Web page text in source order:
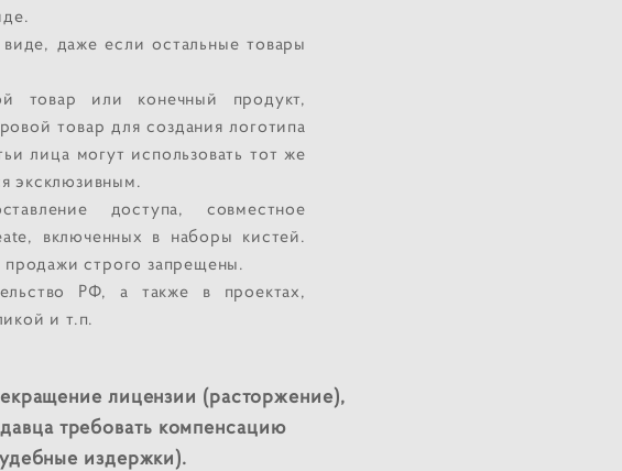
даже если остальные товары
товар или конечный продукт,
товар для создания логотипа
лица могут использовать тот же
эксклюзивным.
доступа, совместное
включенных в наборы кистей.
продажи строго запрещены.
РФ, а также в проектах,
и т.п.
лицензии (расторжение),
требовать компенсацию
издержки).